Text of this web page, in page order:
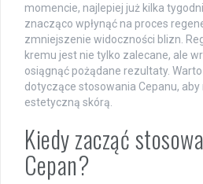
momencie, najlepiej już kilka
znacząco wpłynąć na proces
zmniejszenie widoczności blizn.
kremu jest nie tylko zalecane, ale
osiągnąć pożądane rezultaty.
dotyczące stosowania Cepanu,
estetyczną skórą.
Kiedy zacząć
Cepan?